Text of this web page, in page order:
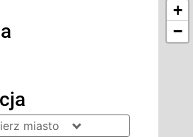
miasto
+
−